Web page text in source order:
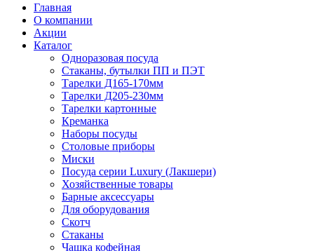
Главная
О компании
Акции
Каталог
Одноразовая посуда
Стаканы, бутылки ПП и ПЭТ
Тарелки Д165-170мм
Тарелки Д205-230мм
Тарелки картонные
Креманка
Наборы посуды
Столовые приборы
Миски
Посуда серии Luxury (Лакшери)
Хозяйственные товары
Барные аксессуары
Для оборудования
Скотч
Стаканы
Чашка кофейная